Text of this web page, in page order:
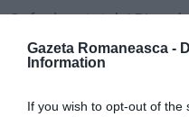
Gazeta Romaneasca -
Information
If you wish to opt-out of
Gafa deputatului Rizea
şi pe ambasadorul
Rusu, lovit şi el pe neve
marca PSD. Diplomatul